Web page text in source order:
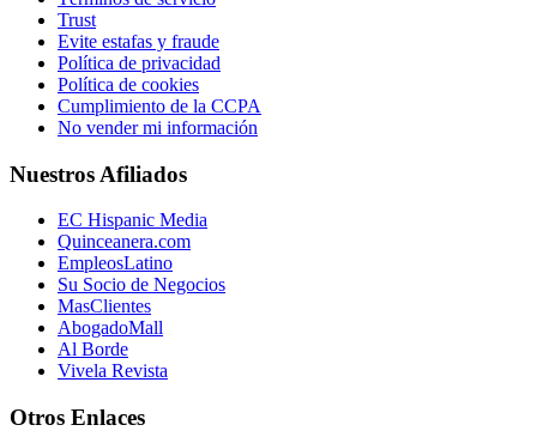
Trust
Evite estafas y fraude
Política de privacidad
Política de cookies
Cumplimiento de la CCPA
No vender mi información
Nuestros Afiliados
EC Hispanic Media
Quinceanera.com
EmpleosLatino
Su Socio de Negocios
MasClientes
AbogadoMall
Al Borde
Vivela Revista
Otros Enlaces